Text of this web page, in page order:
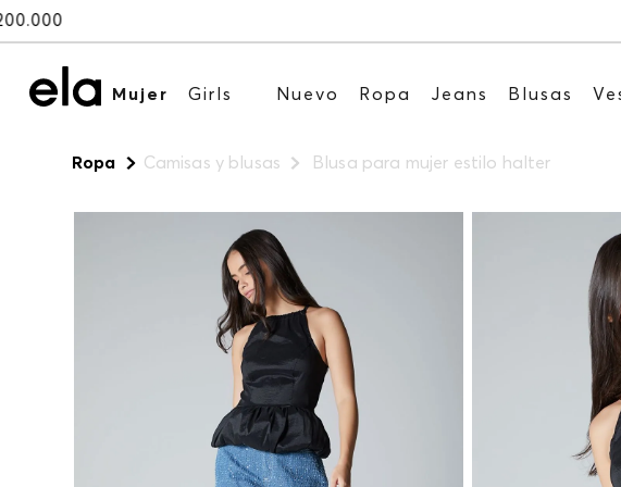
Mujer Girls Nuevo Ropa Jeans Blusas
Ropa Camisas y blusas Blusa para mujer estilo halter